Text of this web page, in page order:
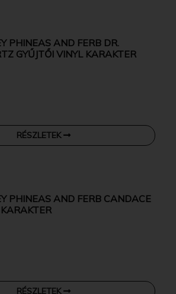
GYŰJTŐI VINYL KARAKTER